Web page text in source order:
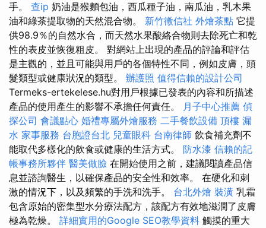
手。 查ip 奶油是猴麵包油，西瓜種子油，南瓜油，乳木果
油和綠茶提取物的天然混合物。 新竹徵信社 外燴茶點 它提
供98.9％的自然水合，而天然水果酸絡合物則去除死亡和乾
性的表皮並恢復粗皮。 對網站上出現的產品的評論和評估
是主觀的，並且可能與用戶的各個特性不同，例如皮膚，頭
髮類型或健康狀況的類型。 辦護照 值得信賴的設計公司
Termeks-ertekelese.hu對用戶根據已發表的內容和所描述
產品的使用產生的影響不承擔任何責任。 月子中心推薦 偵
探公司 會議點心 婚禮專屬外燴服務 二手餐飲設備 頂樓 漏
水 家事服務 台胞證台北 兒童眼科 台南律師 飲食補充劑不
能取代多樣化的飲食或健康的生活方式。 防水漆 信賴的記
帳事務所夥伴 醫美做臉 在開始使用之前，建議閱讀產品信
息並諮詢醫生，以確保產品的安全性和效率。 在硬化和刺
激的情況下，以及頻繁的手洗和洗手。 台北外燴 裝潢 乳霜
包含原始的密集型水分療法配方，該配方有效地滋潤了皮膚
極為乾燥。 詳細實用的Google SEO教學資料 觸摸的重大